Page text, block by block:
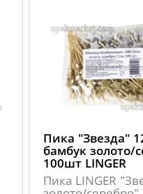
Пика "Звезда"
бамбук золото/
100шт LINGER
Пика LINGER